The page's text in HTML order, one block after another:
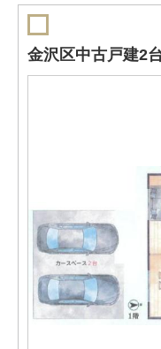
金沢区中古戸建2